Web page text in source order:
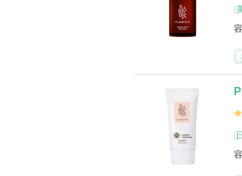
登録アイテムカテゴリ
フェイスクリーム（3）
日焼け止め・UVケア(顔
アイケア・アイクリー
[
[